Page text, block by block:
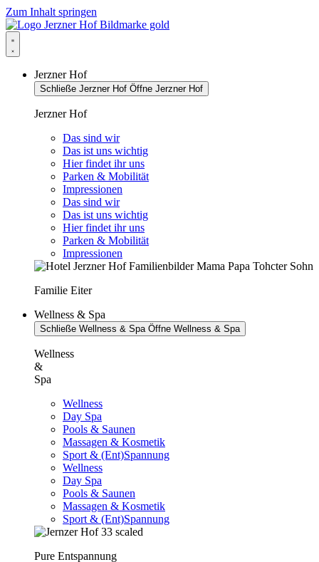
Zum Inhalt springen
Jerzner Hof
Schließe Jerzner Hof Öffne Jerzner Hof
Jerzner Hof
Das sind wir
Das ist uns wichtig
Hier findet ihr uns
Parken & Mobilität
Impressionen
Das sind wir
Das ist uns wichtig
Hier findet ihr uns
Parken & Mobilität
Impressionen
Familie Eiter
Wellness & Spa
Schließe Wellness & Spa Öffne Wellness & Spa
Wellness
&
Spa
Wellness
Day Spa
Pools & Saunen
Massagen & Kosmetik
Sport & (Ent)Spannung
Wellness
Day Spa
Pools & Saunen
Massagen & Kosmetik
Sport & (Ent)Spannung
Pure Entspannung